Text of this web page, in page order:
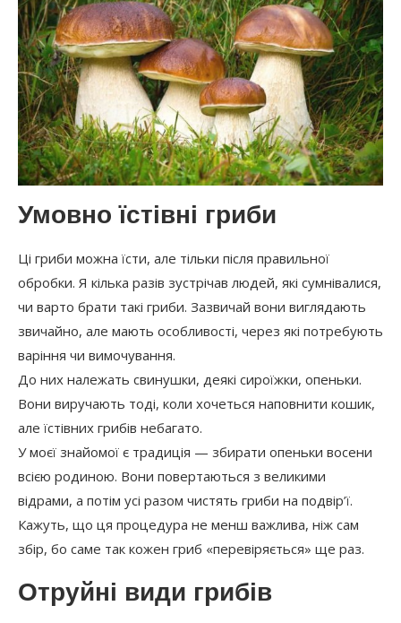
Умовно їстівні гриби
Ці гриби можна їсти, але тільки після правильної
обробки. Я кілька разів зустрічав людей, які сумнівалися,
чи варто брати такі гриби. Зазвичай вони виглядають
звичайно, але мають особливості, через які потребують
варіння чи вимочування.
До них належать свинушки, деякі сироїжки, опеньки.
Вони виручають тоді, коли хочеться наповнити кошик,
але їстівних грибів небагато.
У моєї знайомої є традиція — збирати опеньки восени
всією родиною. Вони повертаються з великими
відрами, а потім усі разом чистять гриби на подвір’ї.
Кажуть, що ця процедура не менш важлива, ніж сам
збір, бо саме так кожен гриб «перевіряється» ще раз.
Отруйні види грибів